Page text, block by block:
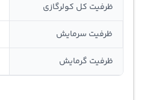
ظرفیت کل کولرگازی
ظرفيت سرمايش
ظرفيت گرمايش